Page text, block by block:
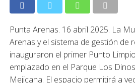
Punta Arenas. 16 abril 2025. La
Arenas y el sistema de gestión de
inauguraron el primer Punto
emplazado en el Parque Los
Mejicana. El espacio permitirá a